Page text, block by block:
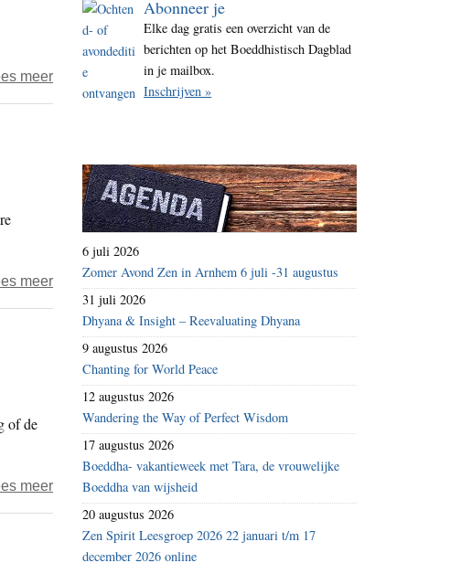
i
t
meerover
Boeddhisme
sociale
dimensie
meerover
Taigu
Verwacht
niets
groots
boeddhisme
of de
meerover
Taigu
Abonneer je
Elke dag gratis een overzicht van de
berichten op het Boeddhistisch Dagblad
in je mailbox.
Inschrijven »
6 juli 2026
Zomer Avond Zen in Arnhem 6 juli -31 augustus
31 juli 2026
Dhyana & Insight – Reevaluating Dhyana
9 augustus 2026
Chanting for World Peace
12 augustus 2026
Wandering the Way of Perfect Wisdom
17 augustus 2026
Boeddha- vakantieweek met Tara, de vrouwelijke
Boeddha van wijsheid
20 augustus 2026
Zen Spirit Leesgroep 2026 22 januari t/m 17
december 2026 online